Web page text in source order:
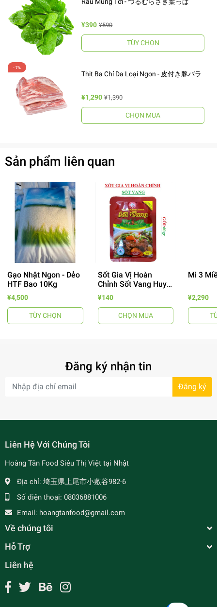
- 64%
- 34%
¥390 ¥590
TÙY CHỌN
Thịt Ba Chỉ Da Loại Ngon - 皮付き豚バラ
¥1,290 ¥1,390
CHỌN MUA
Sản phẩm liên quan
Gạo Nhật Ngon - Dẻo
HTF Bao 10Kg
¥4,500
TÙY CHỌN
Sốt Gia Vị Hoàn
Chỉnh Sốt Vang Huy
Tuấn
¥140
CHỌN MUA
Mì 3
¥2,290
Đăng ký nhận tin
Đăng ký
Liên Hệ Với Chúng Tôi
Hoàng Tân Food Siêu Thị Việt tại Nhật
Địa chỉ: 埼玉県上尾市小敷谷982-6
Số điện thoại: 08036881006
Email: hoangtanfood@gmail.com
Về chúng tôi
Hỗ Trợ
Liên hệ
undefined